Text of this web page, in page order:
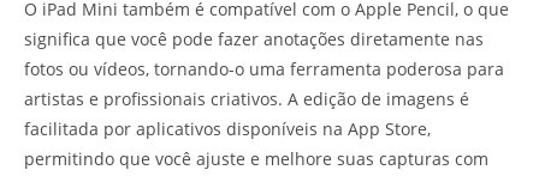
O iPad Mini também é compatível com o Apple Pencil, o que
significa que você pode fazer anotações diretamente nas
fotos ou vídeos, tornando-o uma ferramenta poderosa para
artistas e profissionais criativos. A edição de imagens é
facilitada por aplicativos disponíveis na App Store,
permitindo que você ajuste e melhore suas capturas com